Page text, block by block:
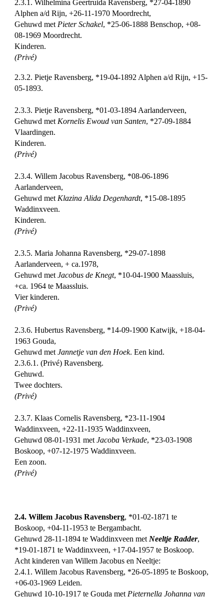
2.3.1. Wilhelmina Geertruida Ravensberg, *27-04-1890
Alphen a/d Rijn, +26-11-1970 Moordrecht,
Gehuwd met Pieter Schakel, *25-06-1888 Benschop, +08-
08-1969 Moordrecht.
Kinderen.
(Privé)
2.3.2. Pietje Ravensberg, *19-04-1892 Alphen a/d Rijn, +15-
05-1893.
2.3.3. Pietje Ravensberg, *01-03-1894 Aarlanderveen,
Gehuwd met Kornelis Ewoud van Santen, *27-09-1884
Vlaardingen.
Kinderen.
(Privé)
2.3.4. Willem Jacobus Ravensberg, *08-06-1896
Aarlanderveen,
Gehuwd met Klazina Alida Degenhardt, *15-08-1895
Waddinxveen.
Kinderen.
(Privé)
2.3.5. Maria Johanna Ravensberg, *29-07-1898
Aarlanderveen, + ca.1978,
Gehuwd metJacobus de Knegt, *10-04-1900 Maassluis,
+ca. 1964 te Maassluis.
Vier kinderen.
(Privé)
2.3.6. Hubertus Ravensberg, *14-09-1900 Katwijk, +18-04-
1963 Gouda,
Gehuwd metJannetje van den Hoek. Een kind.
2.3.6.1. (Privé) Ravensberg.
Gehuwd.
Twee dochters.
(Privé)
2.3.7. Klaas Cornelis Ravensberg, *23-11-1904
Waddinxveen, +22-11-1935 Waddinxveen,
Gehuwd 08-01-1931 metJacoba Verkade, *23-03-1908
Boskoop, +07-12-1975 Waddinxveen.
Een zoon.
(Privé)
2.4. Willem Jacobus Ravensberg, *01-02-1871 te
Boskoop, +04-11-1953 te Bergambacht.
Gehuwd 28-11-1894 te Waddinxveen met Neeltje Radder,
*19-01-1871 te Waddinxveen, +17-04-1957 te Boskoop.
Acht kinderen van Willem Jacobus en Neeltje:
2.4.1. Willem Jacobus Ravensberg, *26-05-1895 te Boskoop,
+06-03-1969 Leiden.
Gehuwd 10-10-1917 te Gouda met Pieternella Johanna van